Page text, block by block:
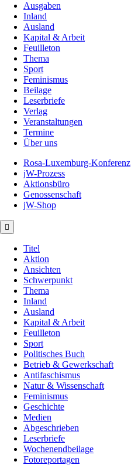
Ausgaben
Inland
Ausland
Kapital & Arbeit
Feuilleton
Thema
Sport
Feminismus
Beilage
Leserbriefe
Verlag
Veranstaltungen
Termine
Über uns
Rosa-Luxemburg-Konferenz
jW-Prozess
Aktionsbüro
Genossenschaft
jW-Shop
Titel
Aktion
Ansichten
Schwerpunkt
Thema
Inland
Ausland
Kapital & Arbeit
Feuilleton
Sport
Politisches Buch
Betrieb & Gewerkschaft
Antifaschismus
Natur & Wissenschaft
Feminismus
Geschichte
Medien
Abgeschrieben
Leserbriefe
Wochenendbeilage
Fotoreportagen